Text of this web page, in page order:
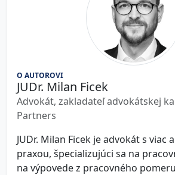
O AUTOROVI
JUDr. Milan Ficek
Advokát, zakladateľ advokátskej
Partners
JUDr. Milan Ficek je advokát s viac
praxou, špecializujúci sa na
na výpovede z pracovného